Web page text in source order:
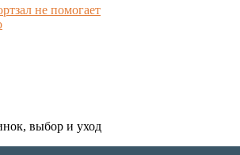
не помогает
выбор и уход